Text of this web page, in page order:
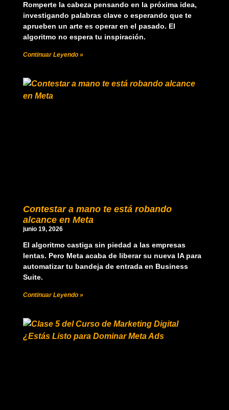
Romperte la cabeza pensando en la próxima idea,
investigando palabras clave o esperando que te
aprueben un arte es operar en el pasado. El
algoritmo no espera tu inspiración.
Continuar Leyendo »
Contestar a mano te está robando
alcance en Meta
junio 19, 2026
El algoritmo castiga sin piedad a las empresas
lentas. Pero Meta acaba de liberar su nueva IA para
automatizar tu bandeja de entrada en Business
Suite.
Continuar Leyendo »